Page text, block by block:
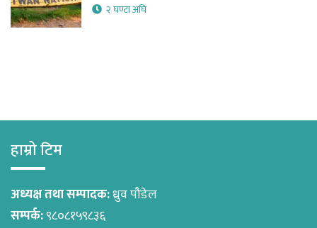
२ घण्टा अघि
हाम्रो टिम
अध्यक्ष तथा सम्पादक:ध्रुव पौडेल
सम्पर्क:९८०८१५९८३६